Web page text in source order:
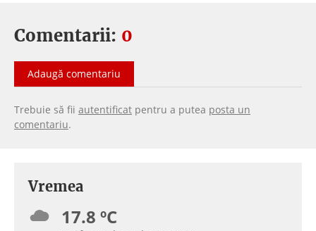
Comentarii: 0
Adaugă comentariu
Trebuie să fii autentificat pentru a putea posta un
comentariu.
Vremea
17.8 ºC